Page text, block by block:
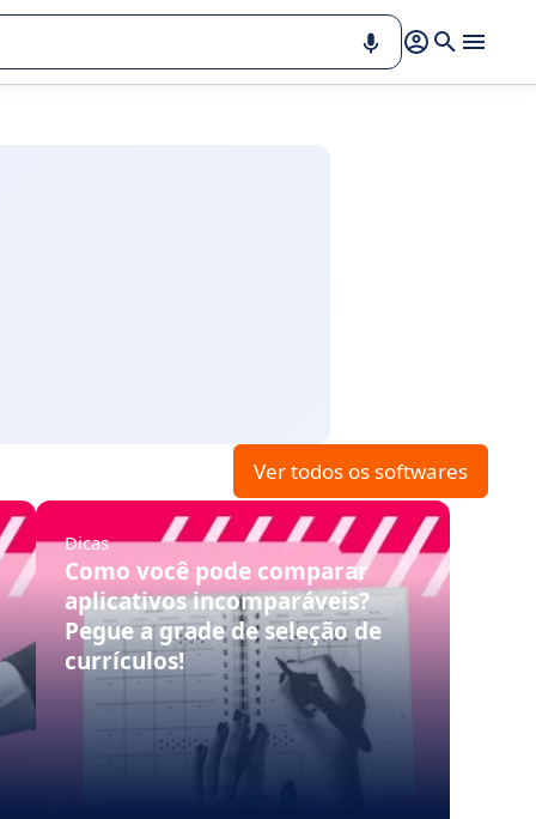
Ver todos os softwares
Dicas
Como você pode comparar
aplicativos incomparáveis?
Pegue a grade de seleção de
currículos!